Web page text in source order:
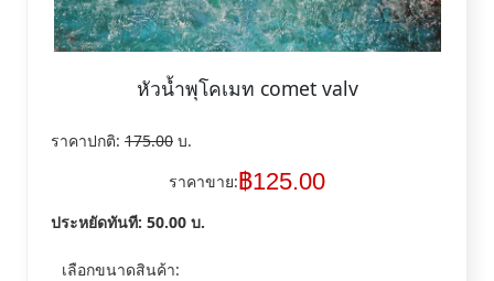
หัวน้ำพุโคเมท comet valv
ราคาปกติ: 175.00 บ.
ราคาขาย:฿125.00
ประหยัดทันที: 50.00 บ.
เลือกขนาดสินค้า: